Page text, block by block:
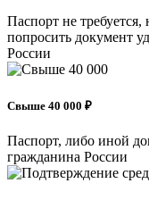
Паспорт не требуется,
попросить документ
России
Свыше 40 000 ₽
Паспорт, либо иной
гражданина России